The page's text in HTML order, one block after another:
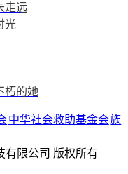
走远
光
朽的她
中华社会救助基金会族
有限公司 版权所有